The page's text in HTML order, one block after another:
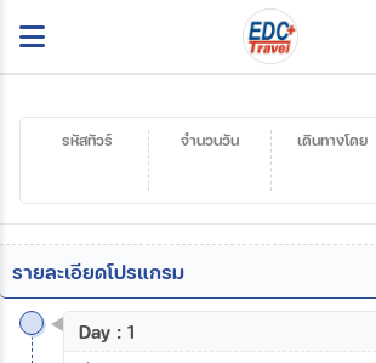
รหัสทัวร์ จำนวนวัน เดินทางโดย
รายละเอียดโปรแกรม
Day : 1